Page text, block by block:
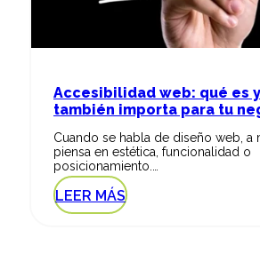
Accesibilidad web: qué es
también importa para tu
Cuando se habla de diseño web, a
piensa en estética, funcionalidad o
posicionamiento.…
LEER MÁS